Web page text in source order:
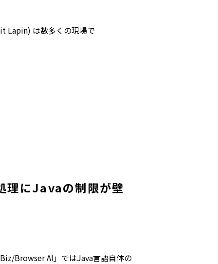
Lapin) は数多くの現場で
理にJavaの制限が壁
Browser AI」ではJava言語自体の